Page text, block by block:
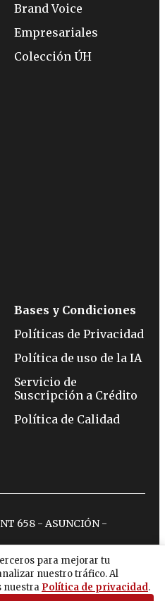
para mejorar tu
nuestro tráfico. Al
nuestra Política de privacidad.
Brand Voice
Empresariales
Colección ÚH
Bases y Condiciones
Políticas de Privacidad
Política de uso de la IA
Servicio de
Suscripción a Crédito
Política de Calidad
658 - ASUNCIÓN -
youtubespotify